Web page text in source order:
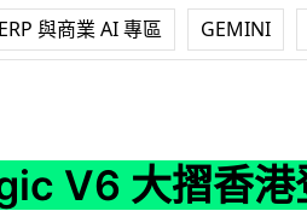
登場 定價 $13,999 起 6 月底開
ERP 與商業 AI 專區 GEMINI
V6 大摺香